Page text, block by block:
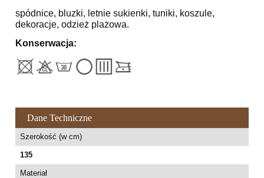
spódnice, bluzki, letnie sukienki, tuniki, koszule,
dekoracje, odzież plażowa.
Konserwacja:
Dane Techniczne
Szerokość (w cm)
135
Materiał